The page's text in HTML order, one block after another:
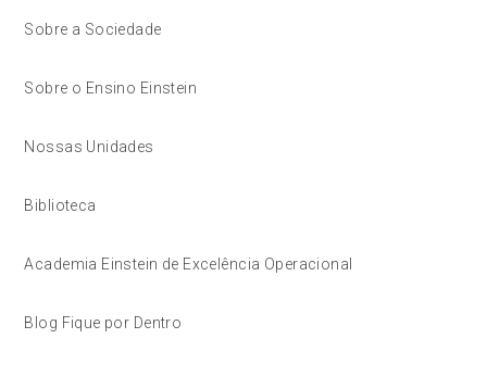
Sobre a Sociedade
Sobre o Ensino Einstein
Nossas Unidades
Biblioteca
Academia Einstein de Excelência Operacional
Blog Fique por Dentro